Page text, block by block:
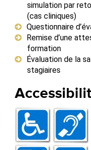
simulation par
(cas cliniques)
Questionnaire
Remise d’une
formation
Évaluation de la
stagiaires